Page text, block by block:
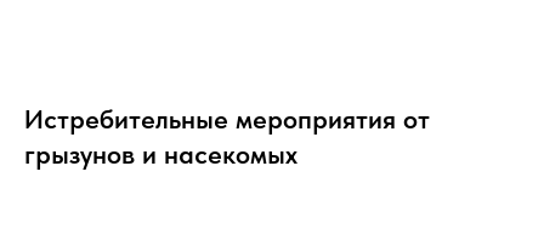
Истребительные мероприятия от
грызунов и насекомых